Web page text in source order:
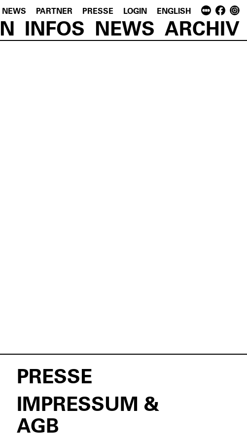
NEWS PARTNER PRESSE LOGIN ENGLISH
INFOS NEWS ARCHIV
PRESSE
IMPRESSUM &
AGB